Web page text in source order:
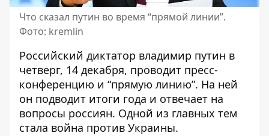
Что сказал путин во время “прямой линии”.
Фото: kremlin
Российский диктатор владимир путин в
четверг, 14 декабря, проводит пресс-
конференцию и “прямую линию”. На ней
он подводит итоги года и отвечает на
вопросы россиян. Одной из главных тем
стала война против Украины.